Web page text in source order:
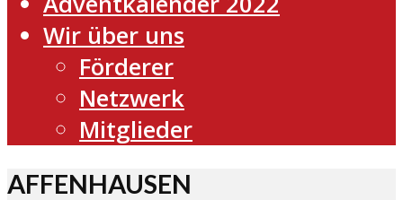
Wir über uns
Förderer
Netzwerk
Mitglieder
AFFENHAUSEN